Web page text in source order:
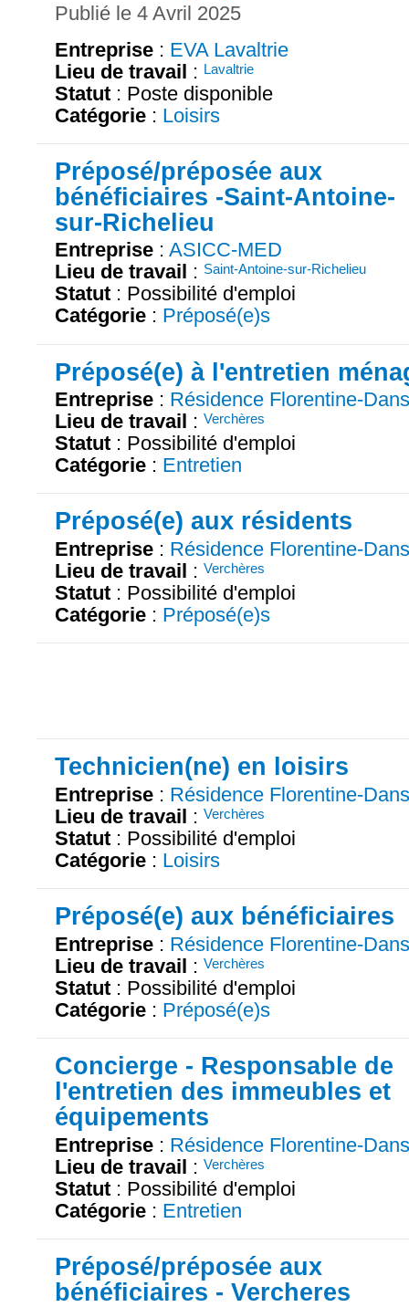
Publié le 4 Avril 2025
Entreprise : EVA Lavaltrie
Lieu de travail : Lavaltrie
Statut : Poste disponible
Catégorie : Loisirs
Préposé/préposée aux
bénéficiaires -Saint-Antoine-
sur-Richelieu
Entreprise : ASICC-MED
Lieu de travail : Saint-Antoine-sur-Richelieu
Statut : Possibilité d'emploi
Catégorie : Préposé(e)s
Préposé(e) à l'entretien
Entreprise : Résidence Florentine-
Lieu de travail : Verchères
Statut : Possibilité d'emploi
Catégorie : Entretien
Préposé(e) aux résidents
Entreprise : Résidence Florentine-
Lieu de travail : Verchères
Statut : Possibilité d'emploi
Catégorie : Préposé(e)s
Technicien(ne) en loisirs
Entreprise : Résidence Florentine-
Lieu de travail : Verchères
Statut : Possibilité d'emploi
Catégorie : Loisirs
Préposé(e) aux bénéficiaires
Entreprise : Résidence Florentine-
Lieu de travail : Verchères
Statut : Possibilité d'emploi
Catégorie : Préposé(e)s
Concierge - Responsable de
l'entretien des immeubles et
équipements
Entreprise : Résidence Florentine-
Lieu de travail : Verchères
Statut : Possibilité d'emploi
Catégorie : Entretien
Préposé/préposée aux
bénéficiaires - Vercheres